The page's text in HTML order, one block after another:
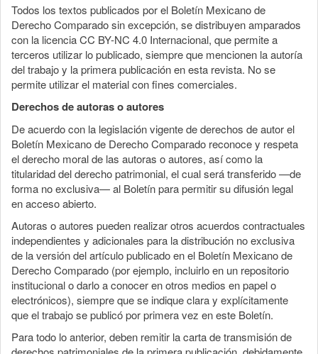
Todos los textos publicados por el Boletín Mexicano de
Derecho Comparado sin excepción, se distribuyen amparados
con la licencia CC BY-NC 4.0 Internacional, que permite a
terceros utilizar lo publicado, siempre que mencionen la autoría
del trabajo y la primera publicación en esta revista. No se
permite utilizar el material con fines comerciales.
Derechos de autoras o autores
De acuerdo con la legislación vigente de derechos de autor el
Boletín Mexicano de Derecho Comparado reconoce y respeta
el derecho moral de las autoras o autores, así como la
titularidad del derecho patrimonial, el cual será transferido —de
forma no exclusiva— al Boletín para permitir su difusión legal
en acceso abierto.
Autoras o autores pueden realizar otros acuerdos contractuales
independientes y adicionales para la distribución no exclusiva
de la versión del artículo publicado en el Boletín Mexicano de
Derecho Comparado (por ejemplo, incluirlo en un repositorio
institucional o darlo a conocer en otros medios en papel o
electrónicos), siempre que se indique clara y explícitamente
que el trabajo se publicó por primera vez en este Boletín.
Para todo lo anterior, deben remitir la carta de transmisión de